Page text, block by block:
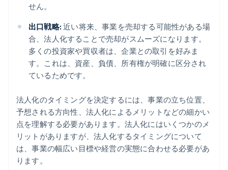
せん。
出口戦略: 近い将来、事業を売却する可能性がある場
合、法人化することで売却がスムーズになります。
多くの投資家や買収者は、企業との取引を好みま
す。これは、資産、負債、所有権が明確に区分され
ているためです。
法人化のタイミングを決定するには、事業の立ち位置、
予想される方向性、法人化によるメリットなどの細かい
点を理解する必要があります。法人化にはいくつかのメ
リットがありますが、法人化するタイミングについて
は、事業の幅広い目標や経営の実態に合わせる必要があ
ります。